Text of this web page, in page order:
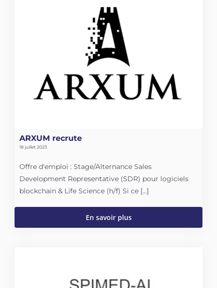
ARXUM recrute
18 juillet 2023
Offre d'emploi : Stage/Alternance Sales
Development Representative (SDR) pour logiciels
blockchain & Life Science (h/f) Si ce [...]
En savoir plus